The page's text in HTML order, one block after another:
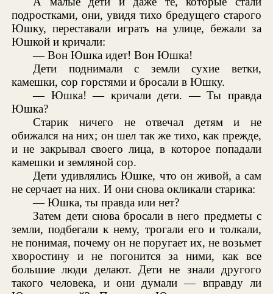
подростками, они, увидя тихо бредущего старого
Юшку, переставали играть на улице, бежали за
Юшкой и кричали:
— Вон Юшка идет! Вон Юшка!
Дети поднимали с земли сухие ветки,
камешки, сор горстями и бросали в Юшку.
— Юшка! — кричали дети. — Ты правда
Юшка?
Старик ничего не отвечал детям и не
обижался на них; он шел так же тихо, как прежде,
и не закрывал своего лица, в которое попадали
камешки и земляной сор.
Дети удивлялись Юшке, что он живой, а сам
не серчает на них. И они снова окликали старика:
— Юшка, ты правда или нет?
Затем дети снова бросали в него предметы с
земли, подбегали к нему, трогали его и толкали,
не понимая, почему он не поругает их, не возьмет
хворостину и не погонится за ними, как все
большие люди делают. Дети не знали другого
такого человека, и они думали — вправду ли